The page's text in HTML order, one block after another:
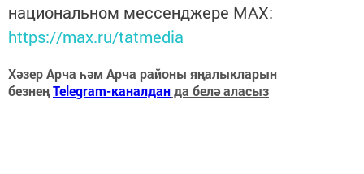
национальном мессенджере MАХ:
https://max.ru/tatmedia
Хәзер Арча һәм Арча районы яңалыкларын
безнеңTelegram-каналданда белә аласыз